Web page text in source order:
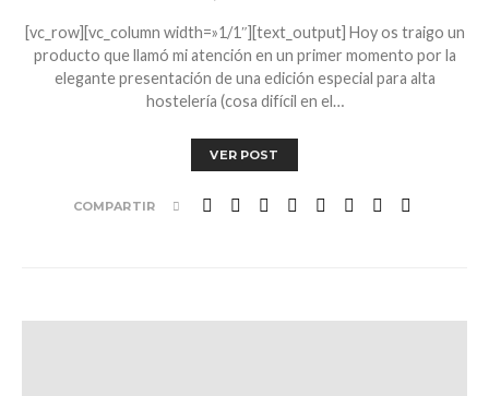
[vc_row][vc_column width=»1/1″][text_output] Hoy os traigo un
producto que llamó mi atención en un primer momento por la
elegante presentación de una edición especial para alta
hostelería (cosa difícil en el…
VER POST
COMPARTIR